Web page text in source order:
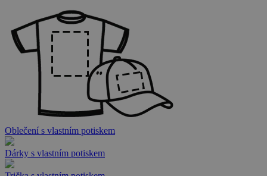
Oblečení s vlastním potiskem
Dárky s vlastním potiskem